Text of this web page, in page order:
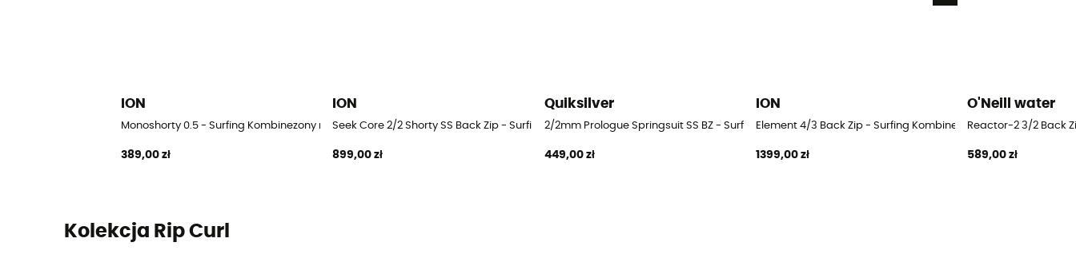
ION
Monoshorty 0.5 - Surfing Kombinezony męskie
389,00 zł
ION
Seek Core 2/2 Shorty SS Back Zip - Surfing Kombinezony męskie
899,00 zł
Quiksilver
2/2mm Prologue Springsuit SS BZ - Surfing Kombinezony męskie
449,00 zł
ION
Element 4/3 Back Zip - Surfing Kombinezony męskie
1399,00 zł
O'Neill water
Reactor-2 3/2 Back
589,00 zł
Kolekcja Rip Curl